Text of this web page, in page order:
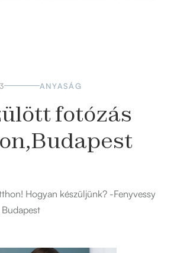
ANYASÁG
fotózás
Hogyan készüljünk? -Fenyvessy